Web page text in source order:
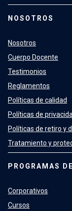
NOSOTROS
Nosotros
Cuerpo Docente
Testimonios
Reglamentos
Políticas de calidad
Políticas de
Políticas de retiro y
Tratamiento y
PROGRAMAS
Corporativos
Cursos